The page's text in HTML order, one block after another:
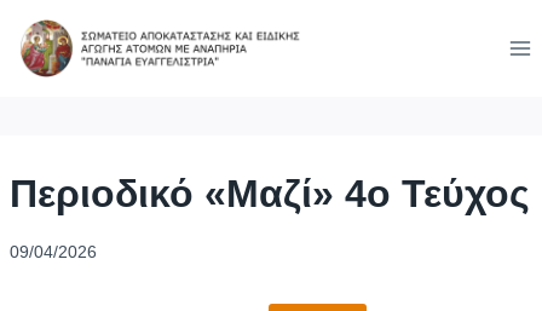
content
Περιοδικό «Μαζί» 4ο Τεύχος
09/04/2026